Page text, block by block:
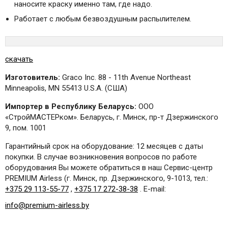
наносите краску именно там, где надо.
Работает с любым безвоздушным распылителем.
скачать
Изготовитель: Graco Inc. 88 - 11th Avenue Northeast
Minneapolis, MN 55413 U.S.A. (США)
Импортер в Республику Беларусь: ООО
«СтройМАСТЕРком». Беларусь, г. Минск, пр-т Дзержинского
9, пом. 1001
Гарантийный срок на оборудование: 12 месяцев с даты
покупки. В случае возникновения вопросов по работе
оборудования Вы можете обратиться в наш Сервис-центр
PREMIUM Airless (г. Минск, пр. Дзержинского, 9-1013, тел.:
+375 29 113-55-77 , +375 17 272-38-38 . E-mail:
info@premium-airless.by